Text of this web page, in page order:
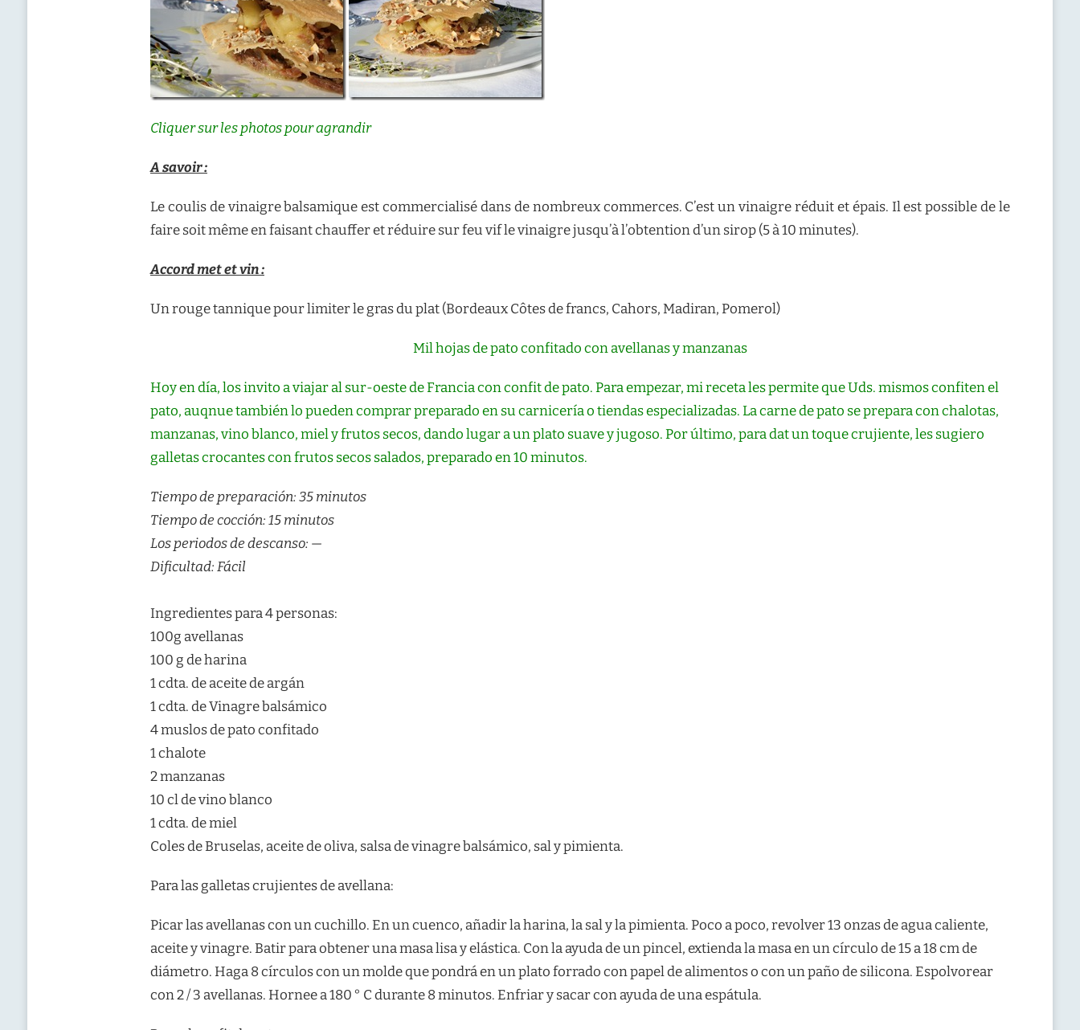
Cliquer sur les photos pour agrandir
A savoir :
Le coulis de vinaigre balsamique est commercialisé dans de nombreux commerces. C’est un vinaigre réduit et épais. Il est possible de le
faire soit même en faisant chauffer et réduire sur feu vif le vinaigre jusqu’à l’obtention d’un sirop (5 à 10 minutes).
Accord met et vin :
Un rouge tannique pour limiter le gras du plat (Bordeaux Côtes de francs, Cahors, Madiran, Pomerol)
Mil hojas de pato confitado con avellanas y manzanas
Hoy en día, los invito a viajar al sur-oeste de Francia con confit de pato. Para empezar, mi receta les permite que Uds. mismos confiten el
pato, auqnue también lo pueden comprar preparado en su carnicería o tiendas especializadas. La carne de pato se prepara con chalotas,
manzanas, vino blanco, miel y frutos secos, dando lugar a un plato suave y jugoso. Por último, para dat un toque crujiente, les sugiero
galletas crocantes con frutos secos salados, preparado en 10 minutos.
Tiempo de preparación: 35 minutos
Tiempo de cocción: 15 minutos
Los periodos de descanso: —
Dificultad: Fácil
Ingredientes para 4 personas:
100g avellanas
100 g de harina
1 cdta. de aceite de argán
1 cdta. de Vinagre balsámico
4 muslos de pato confitado
1 chalote
2 manzanas
10 cl de vino blanco
1 cdta. de miel
Coles de Bruselas, aceite de oliva, salsa de vinagre balsámico, sal y pimienta.
Para las galletas crujientes de avellana:
Picar las avellanas con un cuchillo. En un cuenco, añadir la harina, la sal y la pimienta. Poco a poco, revolver 13 onzas de agua caliente,
aceite y vinagre. Batir para obtener una masa lisa y elástica. Con la ayuda de un pincel, extienda la masa en un círculo de 15 a 18 cm de
diámetro. Haga 8 círculos con un molde que pondrá en un plato forrado con papel de alimentos o con un paño de silicona. Espolvorear
con 2 / 3 avellanas. Hornee a 180 ° C durante 8 minutos. Enfriar y sacar con ayuda de una espátula.